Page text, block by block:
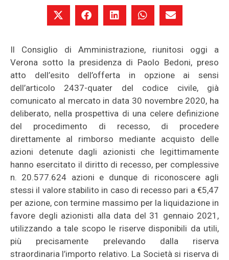
Il Consiglio di Amministrazione, riunitosi oggi a
Verona sotto la presidenza di Paolo Bedoni, preso
atto dell’esito dell’offerta in opzione ai sensi
dell’articolo 2437-quater del codice civile, già
comunicato al mercato in data 30 novembre 2020, ha
deliberato, nella prospettiva di una celere definizione
del procedimento di recesso, di procedere
direttamente al rimborso mediante acquisto delle
azioni detenute dagli azionisti che legittimamente
hanno esercitato il diritto di recesso, per complessive
n. 20.577.624 azioni e dunque di riconoscere agli
stessi il valore stabilito in caso di recesso pari a €5,47
per azione, con termine massimo per la liquidazione in
favore degli azionisti alla data del 31 gennaio 2021,
utilizzando a tale scopo le riserve disponibili da utili,
più precisamente prelevando dalla riserva
straordinaria l’importo relativo. La Società si riserva di